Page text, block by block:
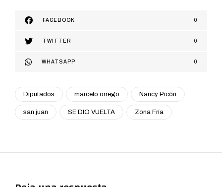
FACEBOOK 0
TWITTER 0
WHATSAPP 0
Diputados marcelo orrego Nancy Picón
san juan SE DIO VUELTA Zona Fría